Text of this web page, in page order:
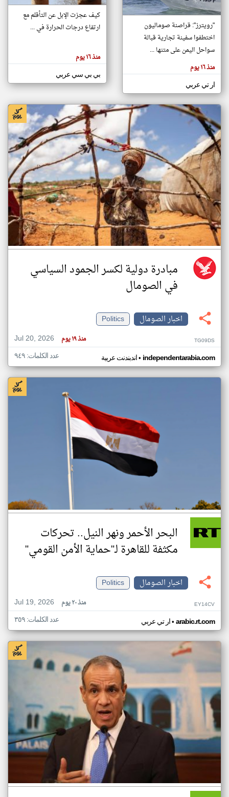
اخبار الصومال على مدار الساعة
أهم اخبار الصومال العاجلة والمباشرة
المقالات
هنا عن
وجهة
نظر
كاتبيها.
"رويترز": قراصنة صوماليون
اختطفوا سفينة تجارية قبالة
سواحل اليمن على متنها ...
منذ ١٦ يوم
ار تي عربي
كيف عجزت الإبل عن التأقلم مع
ارتفاع درجات الحرارة في ...
منذ ١٦ يوم
بي بي سي عربي
مبادرة دولية لكسر الجمود السياسي
في الصومال
اخبار الصومال
Politics
Jul 20, 2026
منذ ١٩ يوم TG09DS
اندبندنت عربية• independentarabia.com عدد الكلمات: ٩٤٩
البحر الأحمر ونهر النيل.. تحركات
مكثفة للقاهرة لـ"حماية الأمن القومي"
اخبار الصومال
Politics
Jul 19, 2026
منذ ٢٠ يوم EY14CV
ار تي عربي• arabic.rt.com عدد الكلمات: ٣٥٩
klyoum.com